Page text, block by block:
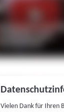
Vielen Dank für Ihren